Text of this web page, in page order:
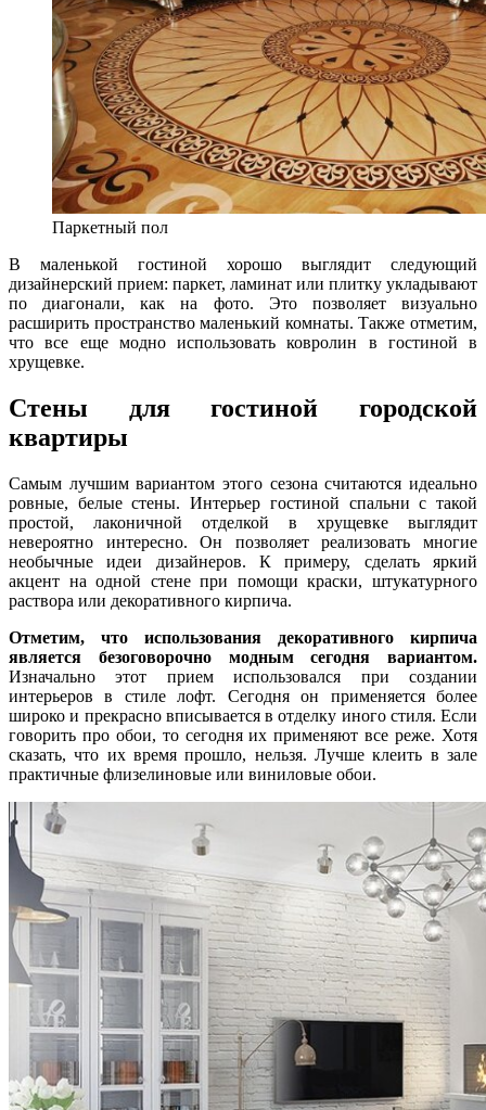
Паркетный пол
В маленькой гостиной хорошо выглядит следующий
дизайнерский прием: паркет, ламинат или плитку укладывают
по диагонали, как на фото. Это позволяет визуально
расширить пространство маленький комнаты. Также отметим,
что все еще модно использовать ковролин в гостиной в
хрущевке.
Стены для гостиной городской
квартиры
Самым лучшим вариантом этого сезона считаются идеально
ровные, белые стены. Интерьер гостиной спальни с такой
простой, лаконичной отделкой в хрущевке выглядит
невероятно интересно. Он позволяет реализовать многие
необычные идеи дизайнеров. К примеру, сделать яркий
акцент на одной стене при помощи краски, штукатурного
раствора или декоративного кирпича.
Отметим, что использования декоративного кирпича
является безоговорочно модным сегодня вариантом.
Изначально этот прием использовался при создании
интерьеров в стиле лофт. Сегодня он применяется более
широко и прекрасно вписывается в отделку иного стиля. Если
говорить про обои, то сегодня их применяют все реже. Хотя
сказать, что их время прошло, нельзя. Лучше клеить в зале
практичные флизелиновые или виниловые обои.